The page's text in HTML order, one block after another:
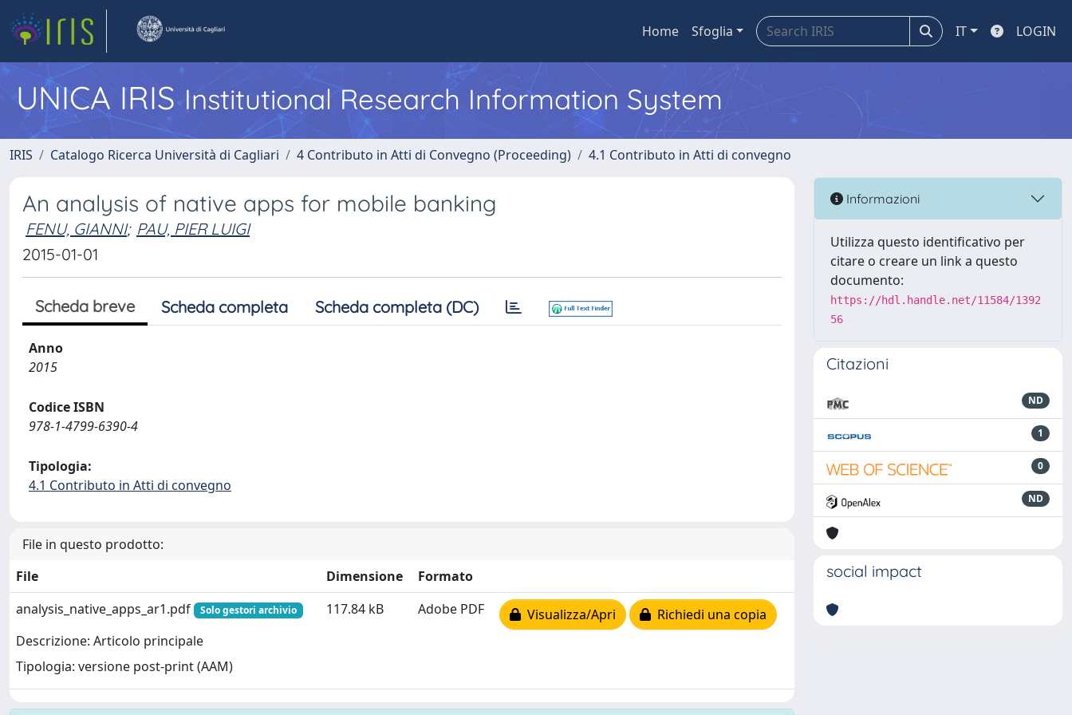
Home Sfoglia IT LOGIN
UNICA IRISInstitutional Research Information System
IRIS Catalogo Ricerca Università di Cagliari 4 Contributo in Atti di Convegno (Proceeding) 4.1 Contributo in Atti di convegno
An analysis of native apps for mobile banking
FENU, GIANNI; PAU, PIER LUIGI
2015-01-01
Scheda breve Scheda completa Scheda completa (DC)
Anno
2015
Codice ISBN
978-1-4799-6390-4
Tipologia:
4.1 Contributo in Atti di convegno
File in questo prodotto:
File
Dimensione
Formato
analysis_native_apps_ar1.pdf
Solo gestori archivio
Descrizione: Articolo principale
Tipologia: versione post-print (AAM)
117.84 kB Adobe PDF Visualizza/Apri Richiedi una copia
Informazioni
Utilizza questo identificativo per
citare o creare un link a questo
documento:
https://hdl.handle.net/11584/1392
56
Citazioni
ND
1
0
ND
social impact